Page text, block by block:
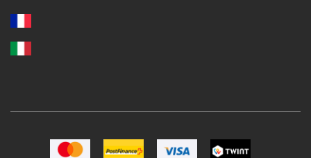
Immagine Mastercard
Immagine Postfinance
Immagine VISAImmagine TWINT